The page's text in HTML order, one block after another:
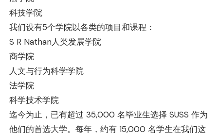
科技学院
我们设有5个学院以各类的项目和课程：
S R Nathan人类发展学院
商学院
人文与行为科学学院
法学院
科学技术学院
迄今为止，已有超过 35,000 名毕业生选择 SUSS 作为
他们的首选大学。每年，约有 15,000 名学生在我们这